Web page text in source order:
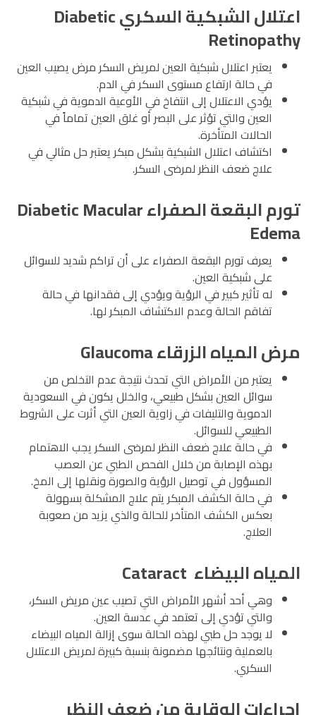
اعتلال الشبكية السكري Diabetic
Retinopathy
يعتبر اعتلال شبكية العين لمريض السكر مرض يصيب العين
في حالة ارتفاع مستوى السكر في الدم.
يؤدي الاعتلال إلى انتفاخ في الأوعية الدموية في شبكية
العين والتي تؤثر على البصر أو غلق العين تماماً في
الحالات المتأخرة.
اكتشاف اعتلال الشبكية بشكل مبكر يعتبر حل مثالي في
علاج ضعف النظر لمرضى السكر.
تورم البقعة الصفراء Diabetic Macular
Edema
يعرف تورم البقعة الصفراء على أن تراكم شديد للسوائل
على شبكية العين.
له تأثير كبير في الرؤية ويؤدي إلى فقدانها في حالة
تفاقم الحالة وعدم الاكتشاف المبكر لها.
مرض المياه الزرقاء Glaucoma
يعتبر من الأمراض التي تحدث نتيجة عدم التخلص من
سوائل العين بشكل طبيعي، والخلل يكون في السعودية
الدموية والتليفات في زاوية العين التي أثرت على الشروط
الطبيعي للسوائل.
في حالة علاج ضعف النظر لمرضى السكر يجب الاهتمام
بهذه الإصابة من خلال الفحص الطبي عن العصب
المسؤول في توصيل الرؤية والصورة ونقلها إلى المخ.
في حالة الكشف المبكر يتم علاج المشكلة بسهولة
بعكس الكشف المتأخر للحالة والذي يزيد من صعوبة
العلاج.
المياه البيضاء Cataract
وهي أحد أشهر الأمراض التي تصيب عين مريض السكر،
والتي تؤدي إلى تعتمد في عدسة العين.
لا يوجد حل طبي لهذه الحالة سوى إزالة المياه البيضاء
بالعملية ونتائجها مضمونة بنسبة كبيرة لمريض الاعتلال
السكري.